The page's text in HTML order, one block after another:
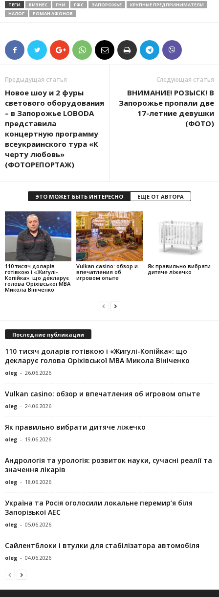
ТЕГИ БИЗНЕС ГНИ ГФС ЗАПОРОЖЬЕ
КРУПНЫЕ ПРЕДПРИНИМАТЕЛИ
НАЛОГ
РОМАН АФОНОВ
Предыдущая статья
Новое шоу и 2 фуры
светового оборудования
– в Запорожье LOBODA
представила
концертную программу
всеукраинского тура «К
черту любовь»
(ФОТОРЕПОРТАЖ)
Следующая статья
ВНИМАНИЕ! РОЗЫСК! В
Запорожье пропали две
17-летние девушки
(ФОТО)
ЭТО МОЖЕТ БЫТЬ ИНТЕРЕСНО ЕЩЕ ОТ АВТОРА
110 тисяч доларів
готівкою і «Жигулі-
Копійка»: що декларує
голова Оріхівської МВА
Микола Вініченко
Vulkan casino: обзор и
впечатления об
игровом опыте
Як правильно вибрати
дитяче ліжечко
Последние публикации
110 тисяч доларів готівкою і «Жигулі-Копійка»: що
декларує голова Оріхівської МВА Микола Вініченко
oleg - 26.06.2026
Vulkan casino: обзор и впечатления об игровом опыте
oleg - 24.06.2026
Як правильно вибрати дитяче ліжечко
oleg - 19.06.2026
Андрологія та урологія: розвиток науки, сучасні реалії та
значення лікарів
oleg - 18.06.2026
Україна та Росія оголосили локальне перемир’я біля
Запорізької АЕС
oleg - 05.06.2026
Сайлентблоки і втулки для стабілізатора автомобіля
oleg - 04.06.2026